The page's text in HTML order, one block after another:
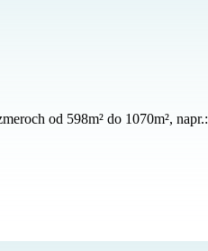
od 598m² do 1070m², napr.: